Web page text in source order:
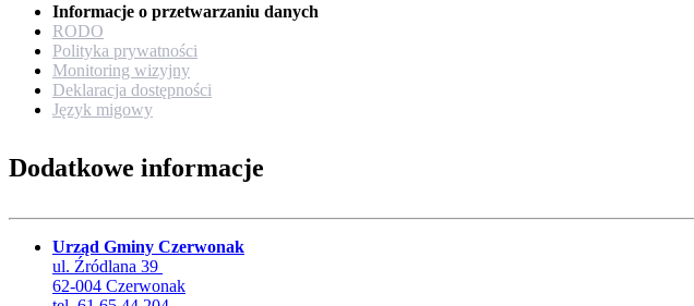
Informacje o przetwarzaniu danych
RODO
Polityka prywatności
Monitoring wizyjny
Deklaracja dostępności
Język migowy
Dodatkowe informacje
Urząd Gminy Czerwonak
ul. Źródlana 39
62-004 Czerwonak